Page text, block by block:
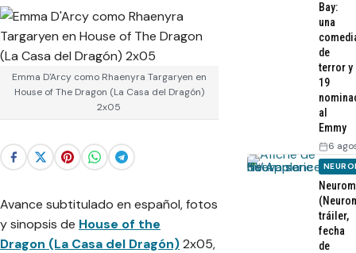
Emma D'Arcy como Rhaenyra Targaryen en
House of The Dragon (La Casa del Dragón)
2x05
Avance subtitulado en español, fotos
y sinopsis de House of the
Dragon (La Casa del Dragón)2x05,
Bay:
una
de
terror y
19
al
Emmy
6
tráiler,
fecha
de